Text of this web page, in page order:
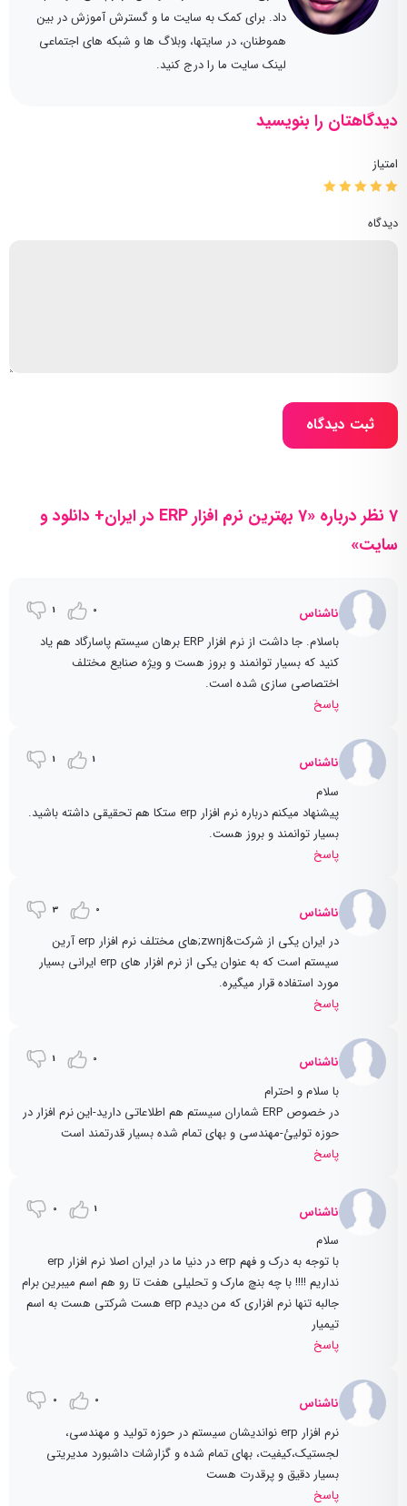
داد. برای کمک به سایت ما و گسترش آموزش در بین
هموطنان، در سایتها، وبلاگ ها و شبکه های اجتماعی
لینک سایت ما را درج کنید.
دیدگاهتان را بنویسید
امتیاز
دیدگاه
ثبت دیدگاه
7 نظر درباره «7 بهترین نرم افزار ERP در ایران+ دانلود و
سایت»
ناشناس 0
1
باسلام. جا داشت از نرم افزار ERP برهان سیستم پاسارگاد هم یاد
کنید که بسیار توانمند و بروز هست و ویژه صنایع مختلف
اختصاصی سازی شده است.
پاسخ
ناشناس 1
1
سلام
پیشنهاد میکنم درباره نرم افزار erp ستکا هم تحقیقی داشته باشید.
بسیار توانمند و بروز هست.
پاسخ
ناشناس 0
3
در ایران یکی از شرکت&zwnj;های مختلف نرم افزار erp آرین
سیستم است که به عنوان یکی از نرم افزار های erp ایرانی بسیار
مورد استفاده قرار میگیره.
پاسخ
ناشناس 0
1
با سلام و احترام
در خصوص ERP شماران سیستم هم اطلاعاتی دارید-این نرم افزار در
حوزه تولیئ-مهندسی و بهای تمام شده بسیار قدرتمند است
پاسخ
ناشناس 1
0
سلام
با توجه به درک و فهم erp در دنیا ما در ایران اصلا نرم افزار erp
نداریم !!!! با چه بنچ مارک و تحلیلی هفت تا رو هم اسم میبرین برام
جالبه تنها نرم افزاری که من دیدم erp هست شرکتی هست به اسم
تیمیار
پاسخ
ناشناس 0
0
نرم افزار erp نواندیشان سیستم در حوزه تولید و مهندسی،
لجستیک،کیفیت، بهای تمام شده و گزارشات داشبورد مدیریتی
بسیار دقیق و پرقدرت هست
پاسخ